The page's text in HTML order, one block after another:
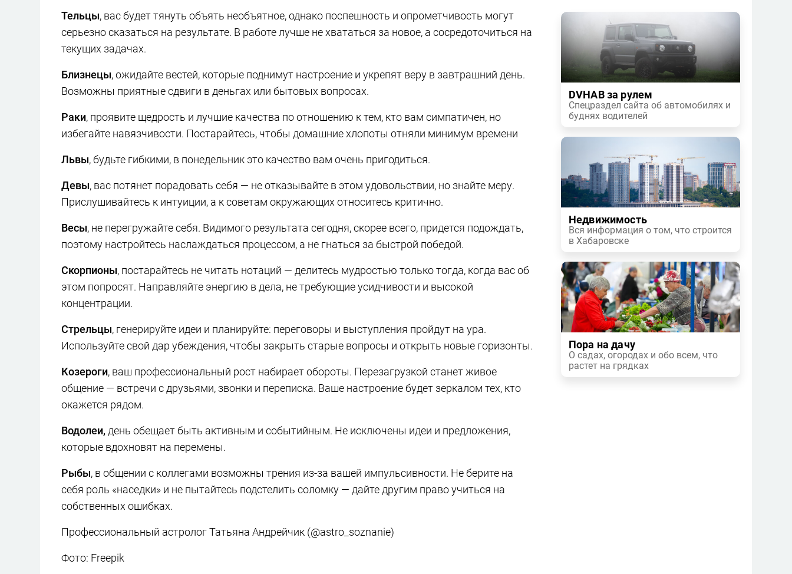
Тельцы, вас будет тянуть объять необъятное, однако поспешность и опрометчивость могут
серьезно сказаться на результате. В работе лучше не хвататься за новое, а сосредоточиться на
текущих задачах.
Близнецы, ожидайте вестей, которые поднимут настроение и укрепят веру в завтрашний день.
Возможны приятные сдвиги в деньгах или бытовых вопросах.
Раки, проявите щедрость и лучшие качества по отношению к тем, кто вам симпатичен, но
избегайте навязчивости. Постарайтесь, чтобы домашние хлопоты отняли минимум времени
Львы, будьте гибкими, в понедельник это качество вам очень пригодиться.
Девы, вас потянет порадовать себя — не отказывайте в этом удовольствии, но знайте меру.
Прислушивайтесь к интуиции, а к советам окружающих относитесь критично.
Весы, не перегружайте себя. Видимого результата сегодня, скорее всего, придется подождать,
поэтому настройтесь наслаждаться процессом, а не гнаться за быстрой победой.
Скорпионы, постарайтесь не читать нотаций — делитесь мудростью только тогда, когда вас об
этом попросят. Направляйте энергию в дела, не требующие усидчивости и высокой
концентрации.
Стрельцы, генерируйте идеи и планируйте: переговоры и выступления пройдут на ура.
Используйте свой дар убеждения, чтобы закрыть старые вопросы и открыть новые горизонты.
Козероги, ваш профессиональный рост набирает обороты. Перезагрузкой станет живое
общение — встречи с друзьями, звонки и переписка. Ваше настроение будет зеркалом тех, кто
окажется рядом.
Водолеи, день обещает быть активным и событийным. Не исключены идеи и предложения,
которые вдохновят на перемены.
Рыбы, в общении с коллегами возможны трения из-за вашей импульсивности. Не берите на
себя роль «наседки» и не пытайтесь подстелить соломку — дайте другим право учиться на
собственных ошибках.
Профессиональный астролог Татьяна Андрейчик (@astro_soznanie)
Фото: Freepik
DVHAB за рулем
Спецраздел сайта об автомобилях и
буднях водителей
Недвижимость
Вся информация о том, что строится
в Хабаровске
Пора на дачу
О садах, огородах и обо всем, что
растет на грядках